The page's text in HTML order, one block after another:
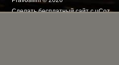
Сделатьбесплатный сайтсuCoz